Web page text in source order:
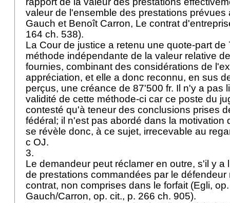
valeur de l'ensemble des prestations prévues
Gauch et Benoît Carron, Le contrat
164 ch. 538).
La Cour de justice a retenu une quote-part
méthode indépendante de la valeur relative
fournies, combinant des considérations de
appréciation, et elle a donc reconnu, en sus
perçus, une créance de 87'500 fr. Il n'y a pas
validité de cette méthode-ci car ce poste du
contesté qu'à teneur des conclusions prises
fédéral; il n'est pas abordé dans la motivation
se révèle donc, à ce sujet, irrecevable au
c OJ.
3.
Le demandeur peut réclamer en outre, s'il y a
de prestations commandées par le défendeur
contrat, non comprises dans le forfait (Egli,
Gauch/Carron, op. cit., p. 266 ch. 905).